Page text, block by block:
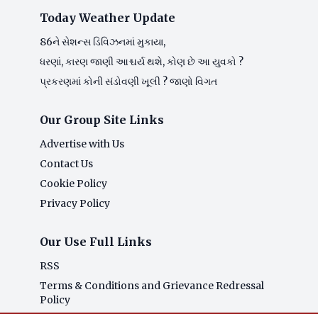
Today Weather Update
86ને સેશન્સ ડિવિઝનમાં મુકાયા,
ધરણાં, કારણ જાણી આશ્ચર્ય થશે, કોણ છે આ યુવકો ?
પ્રકરણમાં કોની સંડોવણી ખૂલી ? જાણો વિગત
Our Group Site Links
Advertise with Us
Contact Us
Cookie Policy
Privacy Policy
Our Use Full Links
RSS
Terms & Conditions and Grievance Redressal
Policy